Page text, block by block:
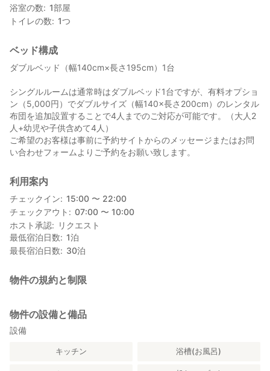
浴室の数
1部屋
トイレの数
1つ
ベッド構成
ダブルベッド（幅140cm×長さ195cm）1台
シングルルームは通常時はダブルベッド1台ですが、有料オプショ
ン（5,000円）でダブルサイズ（幅140×長さ200cm）のレンタル
布団を追加設置することで4人までのご対応が可能です。（大人2
人+幼児や子供含めて4人）
ご希望のお客様は事前に予約サイトからのメッセージまたはお問
い合わせフォームよりご予約をお願い致します。
利用案内
チェックイン
15:00 〜 22:00
チェックアウト
07:00 〜 10:00
ホスト承認
リクエスト
最低宿泊日数
1泊
最長宿泊日数
30泊
物件の規約と制限
物件の設備と備品
設備
キッチン 浴槽(お風呂)